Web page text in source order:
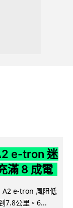
e-tron 迷
滿 8 成電
A2 e-tron 風阻低
7.8公里。6...